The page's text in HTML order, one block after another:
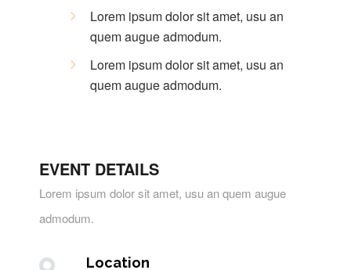
Lorem ipsum dolor sit amet, usu an
quem augue admodum.
Lorem ipsum dolor sit amet, usu an
quem augue admodum.
EVENT DETAILS
Lorem ipsum dolor sit amet, usu an quem augue
admodum.
Location